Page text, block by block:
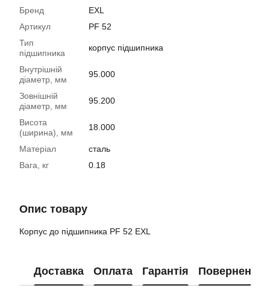
Бренд
EXL
Артикул
PF 52
Тип
підшипника
корпус підшипника
Внутрішній
діаметр, мм
95.000
Зовнішній
діаметр, мм
95.200
Висота
(ширина), мм
18.000
Матеріал
сталь
Вага, кг
0.18
Опис товару
Корпус до підшипника PF 52 EXL
Доставка Оплата Гарантія Повернення